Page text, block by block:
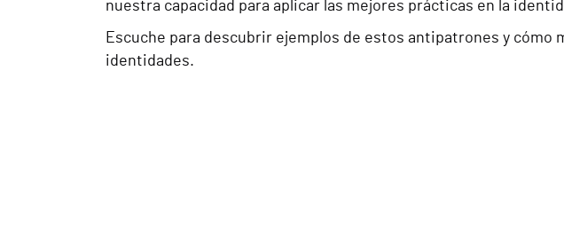
nuestra capacidad para aplicar las mejores prácticas en la
Escuche para descubrir ejemplos de estos antipatrones y cómo
identidades.